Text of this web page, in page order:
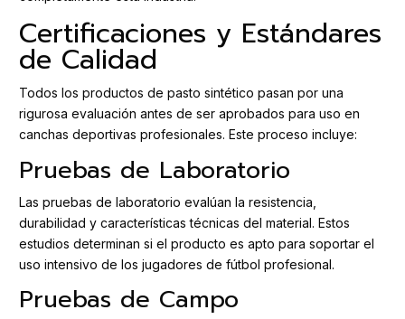
Certificaciones y Estándares
de Calidad
Todos los productos de pasto sintético pasan por una
rigurosa evaluación antes de ser aprobados para uso en
canchas deportivas profesionales. Este proceso incluye:
Pruebas de Laboratorio
Las pruebas de laboratorio evalúan la resistencia,
durabilidad y características técnicas del material. Estos
estudios determinan si el producto es apto para soportar el
uso intensivo de los jugadores de fútbol profesional.
Pruebas de Campo